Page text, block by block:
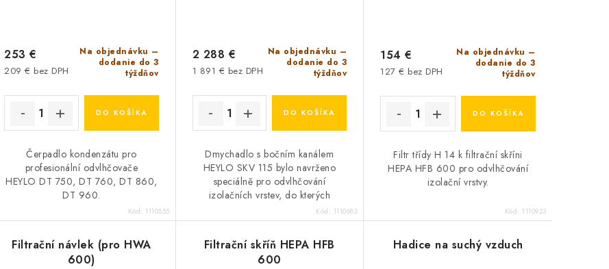
Na objednávku –
dodanie do 3
týždňov
209 € bez DPH
253 €
DO KOŠÍKA
Čerpadlo kondenzátu pro
profesionální odvlhčovače
HEYLO DT 750, DT 760, DT 860,
DT 960.
Kód: 1110555
Na objednávku –
dodanie do 3
týždňov
1 891 € bez DPH
2 288 €
DO KOŠÍKA
Dmychadlo s bočním kanálem
HEYLO SKV 115 bylo navrženo
speciálně pro odvlhčování
izolačních vrstev, do kterých
proniká vlhkost, dojde -li k
poškození způsobené vodou.
Odvlhčení...
Kód: 1110682
Na objednávku –
dodanie do 3
týždňov
127 € bez DPH
154 €
DO KOŠÍKA
Filtr třídy H 14 k filtrační skříni
HEPA HFB 600 pro odvlhčování
izolační vrstvy.
Kód: 1110923
Filtrační návlek (pro HWA
600)
Filtrační skříň HEPA HFB
600
Hadice na suchý vzduch